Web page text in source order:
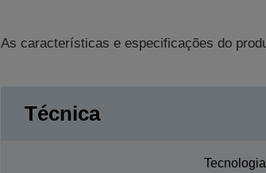
As características e especificações do
Técnica